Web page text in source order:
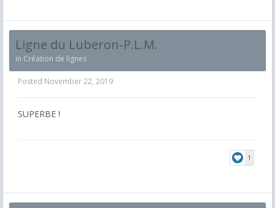
Ligne du Luberon-P.L.M.
in Création de lignes
Posted November 22, 2019
SUPERBE !
1